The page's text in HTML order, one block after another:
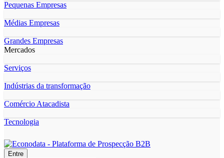
Pequenas Empresas
Médias Empresas
Grandes Empresas
Mercados
Serviços
Indústrias da transformação
Comércio Atacadista
Tecnologia
Entre